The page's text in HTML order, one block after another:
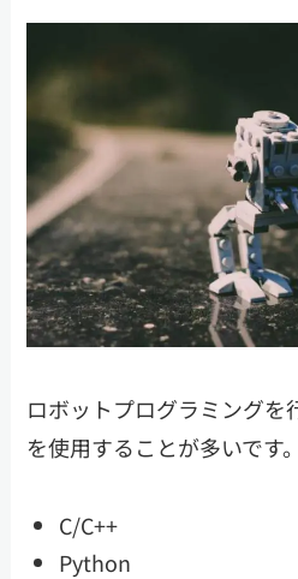
ロボットプログラミングを
を使用することが多いです。
C/C++
Python